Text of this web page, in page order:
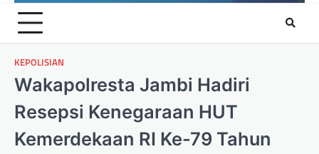
KEPOLISIAN
Wakapolresta Jambi Hadiri
Resepsi Kenegaraan HUT
Kemerdekaan RI Ke-79 Tahun